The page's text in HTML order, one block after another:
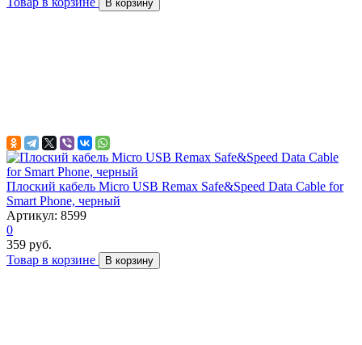
В корзину
Плоский кабель Micro USB Remax Safe&Speed Data Cable for
Smart Phone, черный
Артикул: 8599
0
359 руб.
Товар в корзине
В корзину